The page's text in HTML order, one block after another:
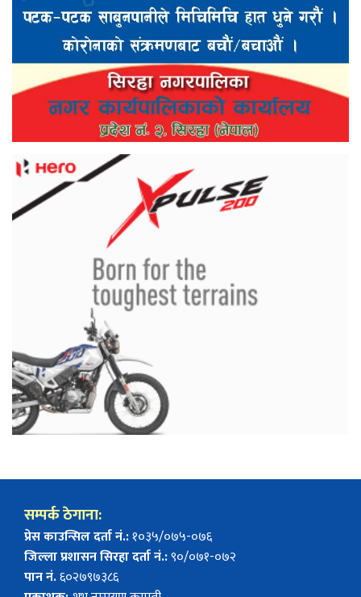
सम्पर्क ठेगाना:
प्रेस काउन्सिल दर्ता नं.:१०३५/०७५-०७६
जिल्ला प्रशासन सिरहा दर्ता नं.:९०/०७१-०७२
पान नं.६०२७९७३८६